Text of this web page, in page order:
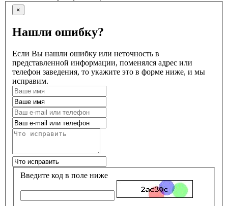
×
Нашли ошибку?
Если Вы нашли ошибку или неточность в
представленной информации, поменялся адрес или
телефон заведения, то укажите это в форме ниже, и мы
исправим.
Введите код в поле ниже